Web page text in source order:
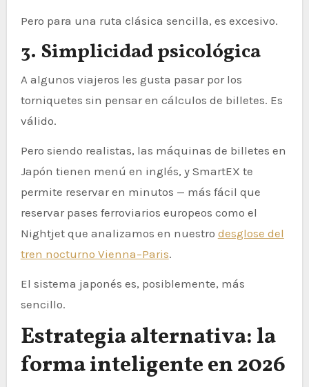
Pero para una ruta clásica sencilla, es excesivo.
3. Simplicidad psicológica
A algunos viajeros les gusta pasar por los
torniquetes sin pensar en cálculos de billetes. Es
válido.
Pero siendo realistas, las máquinas de billetes en
Japón tienen menú en inglés, y SmartEX te
permite reservar en minutos — más fácil que
reservar pases ferroviarios europeos como el
Nightjet que analizamos en nuestro desglose del
tren nocturno Vienna–Paris.
El sistema japonés es, posiblemente, más
sencillo.
Estrategia alternativa: la
forma inteligente en 2026